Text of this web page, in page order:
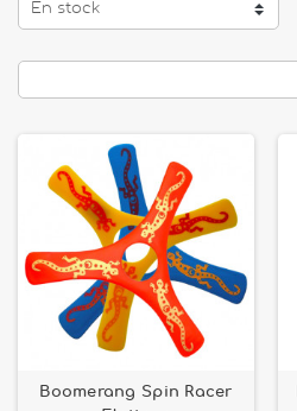
En stock
Boomerang Spin Racer